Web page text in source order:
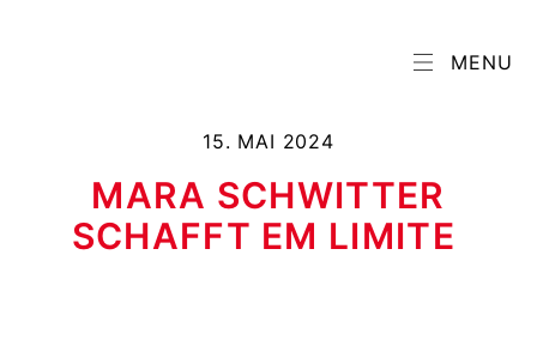
MENU
15. MAI 2024
MARA SCHWITTER
SCHAFFT EM LIMITE